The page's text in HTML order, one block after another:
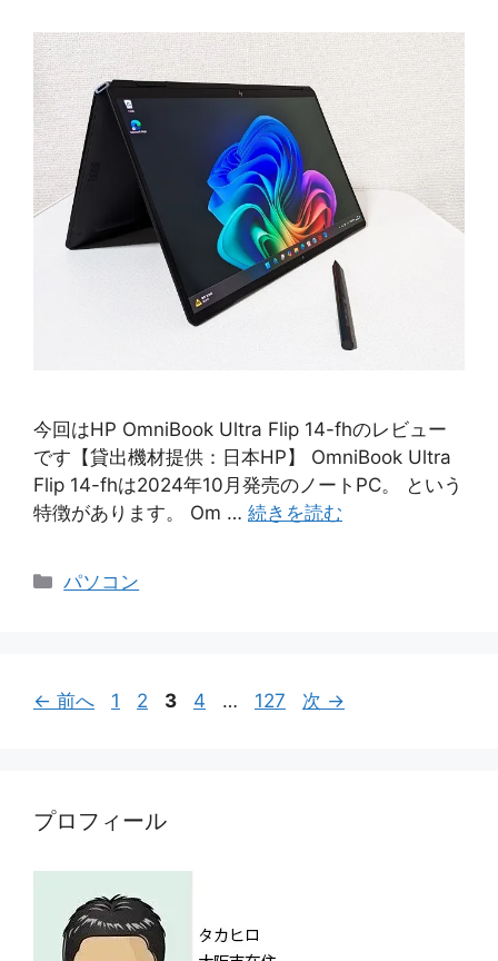
今回はHP OmniBook Ultra Flip 14-fhのレビュー
です【貸出機材提供：日本HP】 OmniBook Ultra
Flip 14-fhは2024年10月発売のノートPC。 という
特徴があります。 Om … 続きを読む
カ
ー
パソコン
← 前へ
ペ
1
ペ
2
ペ
3
ペ
4 …
ペ
127 次 →
プロフィール